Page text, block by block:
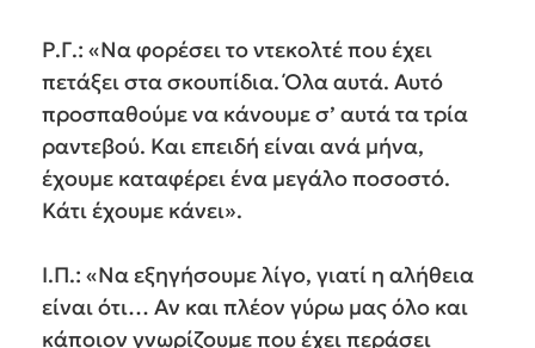
Ρ.Γ.: «Να φορέσει το ντεκολτέ που έχει
πετάξει στα σκουπίδια. Όλα αυτά. Αυτό
προσπαθούμε να κάνουμε σ’ αυτά τα τρία
ραντεβού. Και επειδή είναι ανά μήνα,
έχουμε καταφέρει ένα μεγάλο ποσοστό.
Κάτι έχουμε κάνει».
Ι.Π.: «Να εξηγήσουμε λίγο, γιατί η αλήθεια
είναι ότι… Αν και πλέον γύρω μας όλο και
κάποιον γνωρίζουμε που έχει περάσει